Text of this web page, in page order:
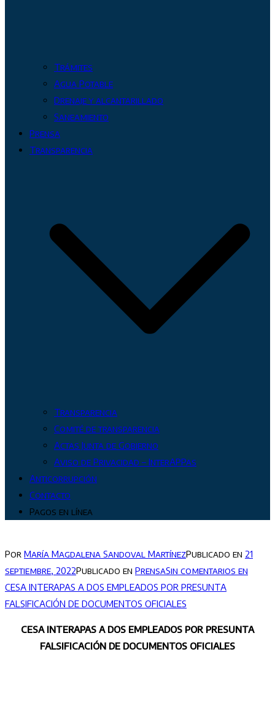
Trámites
Agua Potable
Drenaje y alcantarillado
Saneamiento
Prensa
Transparencia
Transparencia
Comité de transparencia
Actas Junta de Gobierno
Aviso de Privacidad – InterAPPas
Anticorrupción
Contacto
Pagos en línea
Por María Magdalena Sandoval MartínezPublicado en 21
septiembre, 2022Publicado en PrensaSin comentarios en
CESA INTERAPAS A DOS EMPLEADOS POR PRESUNTA
FALSIFICACIÓN DE DOCUMENTOS OFICIALES
CESA INTERAPAS A DOS EMPLEADOS POR PRESUNTA
FALSIFICACIÓN DE DOCUMENTOS OFICIALES